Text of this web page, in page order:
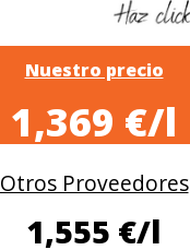
Nuestro precio
1,369 €/l
Otros Proveedores
1,555 €/l